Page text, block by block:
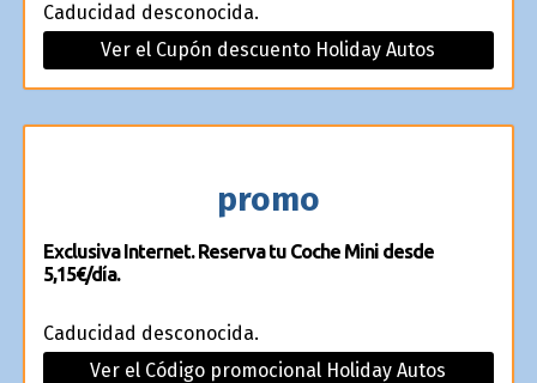
Caducidad desconocida.
Ver el Cupón descuento Holiday Autos
promo
Exclusiva Internet. Reserva tu Coche Mini desde
5,15€/día.
Caducidad desconocida.
Ver el Código promocional Holiday Autos